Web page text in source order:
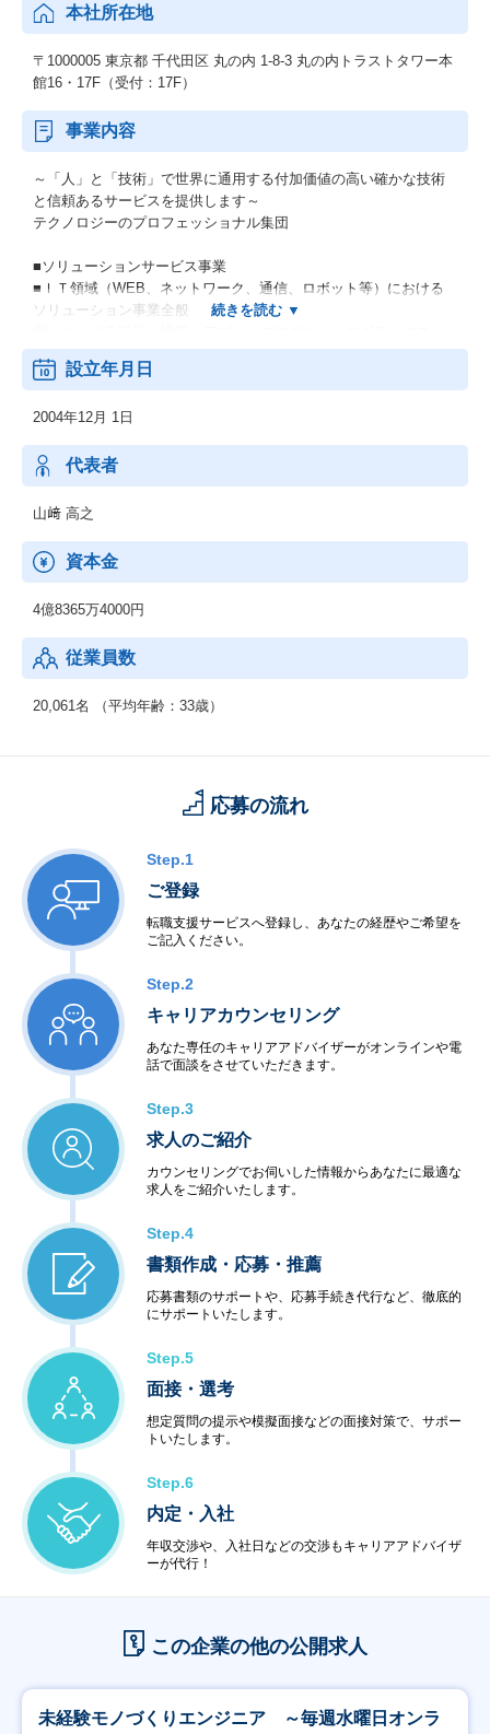
本社所在地
〒1000005 東京都 千代田区 丸の内 1-8-3 丸の内トラストタワー本
館16・17F（受付：17F）
事業内容
～「人」と「技術」で世界に通用する付加価値の高い確かな技術
と信頼あるサービスを提供します～
テクノロジーのプロフェッショナル集団
■ソリューションサービス事業
■ＩＴ領域（WEB、ネットワーク、通信、ロボット等）における
ソリューション事業全般
等
機械・電子・電気・ソフトウェアの技術者特定派遣
例）次世代自動車・デジタル家電・ロボティクス・医療機器の研
究開発、生産、技術開発
設立年月日
2004年12月 1日
代表者
山﨑 高之
資本金
4億8365万4000円
従業員数
20,061名 （平均年齢：33歳）
応募の流れ
Step.1
ご登録
転職支援サービスへ登録し、あなたの経歴やご希望を
ご記入ください。
Step.2
キャリアカウンセリング
あなた専任のキャリアアドバイザーがオンラインや電
話で面談をさせていただきます。
Step.3
求人のご紹介
カウンセリングでお伺いした情報からあなたに最適な
求人をご紹介いたします。
Step.4
書類作成・応募・推薦
応募書類のサポートや、応募手続き代行など、徹底的
にサポートいたします。
Step.5
面接・選考
想定質問の提示や模擬面接などの面接対策で、サポー
トいたします。
Step.6
内定・入社
年収交渉や、入社日などの交渉もキャリアアドバイザ
ーが代行！
この企業の他の公開求人
未経験モノづくりエンジニア ～毎週水曜日オンラ